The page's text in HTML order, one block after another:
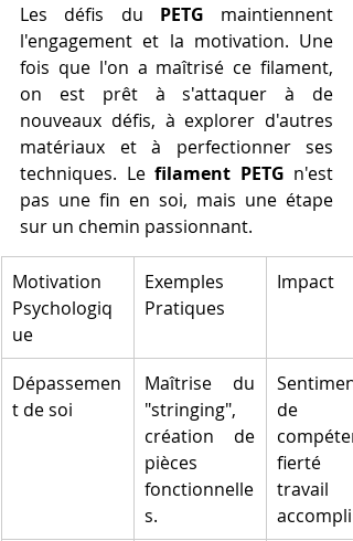
Les défis du PETG maintiennent
l'engagement et la motivation. Une
fois que l'on a maîtrisé ce filament,
on est prêt à s'attaquer à de
nouveaux défis, à explorer d'autres
matériaux et à perfectionner ses
techniques. Le filament PETG n'est
pas une fin en soi, mais une étape
sur un chemin passionnant.
Motivation
Psychologiq
ue
Exemples
Pratiques
Impact
Dépassemen
t de soi
Maîtrise du
"stringing",
création de
pièces
fonctionnelle
s.
Sentiment
de
fierté
travail
accompli.